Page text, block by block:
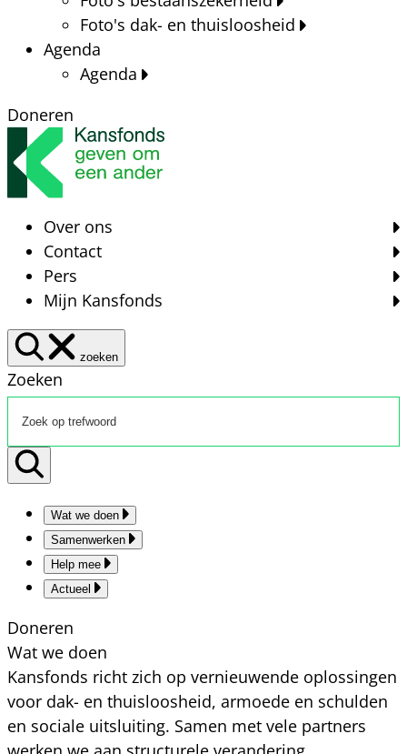
Foto's dak- en thuisloosheid
Agenda
Agenda
Doneren
Over ons
Contact
Pers
Mijn Kansfonds
zoeken
Zoeken
Wat we doen
Samenwerken
Help mee
Actueel
Doneren
Wat we doen
Kansfonds richt zich op vernieuwende oplossingen
voor dak- en thuisloosheid, armoede en schulden
en sociale uitsluiting. Samen met vele partners